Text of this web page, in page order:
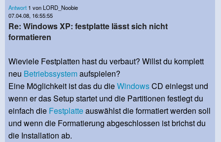
Antwort 1 von LORD_Noobie
07.04.08, 16:55:55
Re: Windows XP: festplatte lässt sich nicht
formatieren
Wieviele Festplatten hast du verbaut? Willst du komplett
neu Betriebssystemaufspielen?
Eine Möglichkeit ist das du dieWindowsCD einlegst und
wenn er das Setup startet und die Partitionen festlegt du
einfach die Festplatteauswählst die formatiert werden soll
und wenn die Formatierung abgeschlossen ist brichst du
die Installation ab.